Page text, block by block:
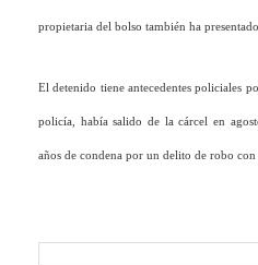
propietaria del bolso también ha
El detenido tiene antecedentes policiales
policía, había salido de la cárcel en
años de condena por un delito de robo con